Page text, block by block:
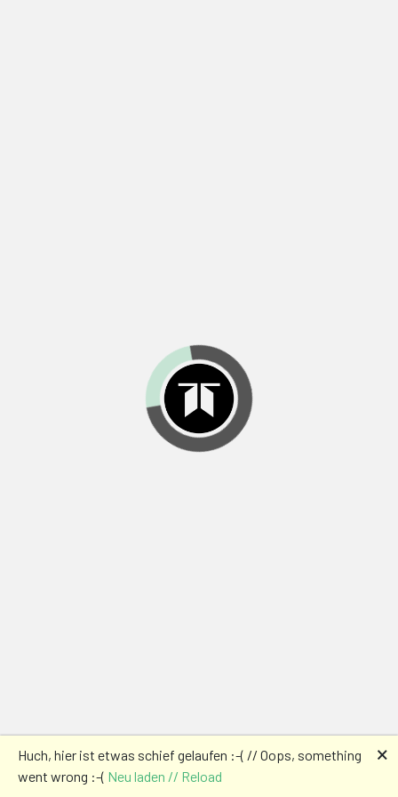
Huch, hier ist etwas schief gelaufen :-( // Oops, something
went wrong :-( Neu laden // Reload
🗙